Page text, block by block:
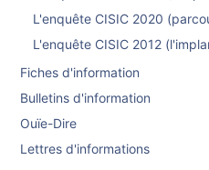
L'enquête CISIC 2020
L'enquête CISIC 2012
Fiches d'information
Bulletins d'information
Ouïe-Dire
Lettres d'informations